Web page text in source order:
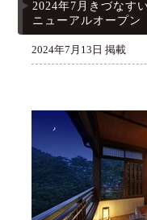
2024年7月きづなす
ニューアルオープン
2024年7月13日 掲載